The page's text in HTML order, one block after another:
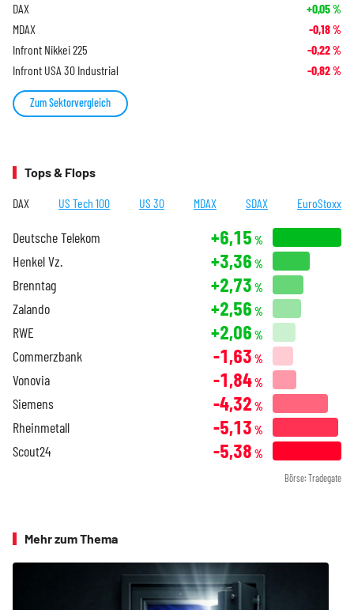
DAX +0,05%
MDAX -0,18%
Infront Nikkei 225 -0,22%
Infront USA 30 Industrial -0,82%
Zum Sektorvergleich
Tops & Flops
DAX US Tech 100 US 30 MDAX SDAX EuroStoxx
Deutsche Telekom +6,15 %
Henkel Vz. +3,36 %
Brenntag +2,73 %
Zalando +2,56 %
RWE +2,06 %
Commerzbank -1,63 %
Vonovia -1,84%
Siemens -4,32 %
Rheinmetall -5,13 %
Scout24 -5,38 %
Börse: Tradegate
Mehr zum Thema